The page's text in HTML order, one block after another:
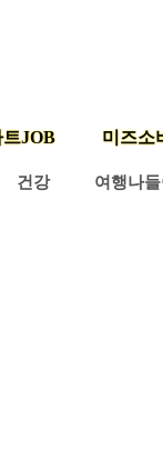
JOB 미즈소
건강 여행나